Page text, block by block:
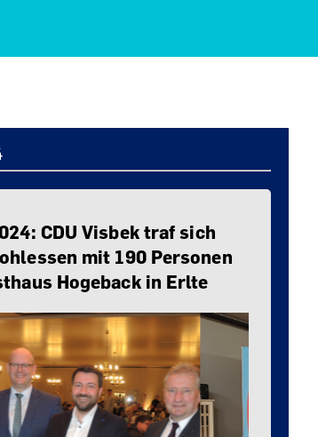
CDU Visbek traf sich
mit 190 Personen
Hogeback in Erlte